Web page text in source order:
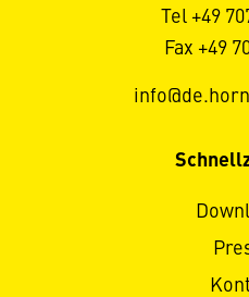
Tel +49
Fax +49